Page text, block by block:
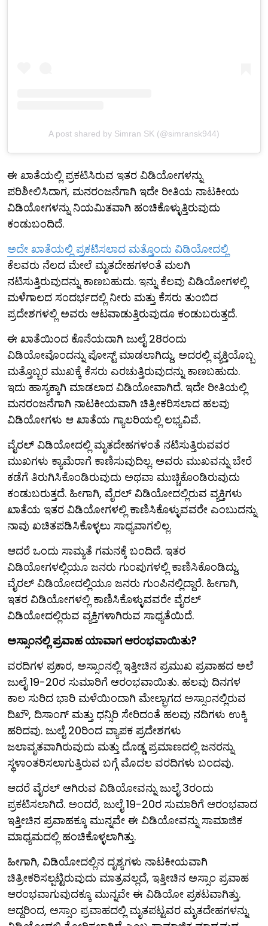
A post shared by Simran SK (@simransk944)
ಈ ಖಾತೆಯಲ್ಲಿ ಪ್ರಕಟಿಸಿರುವ ಇತರ ವಿಡಿಯೋಗಳನ್ನು
ಪರಿಶೀಲಿಸಿದಾಗ, ಮನರಂಜನೆಗಾಗಿ ಇದೇ ರೀತಿಯ ನಾಟಕೀಯ
ವಿಡಿಯೋಗಳನ್ನು ನಿಯಮಿತವಾಗಿ ಹಂಚಿಕೊಳ್ಳುತ್ತಿರುವುದು
ಕಂಡುಬಂದಿದೆ.
ಅದೇ ಖಾತೆಯಲ್ಲಿ ಪ್ರಕಟಿಸಲಾದ ಮತ್ತೊಂದು ವಿಡಿಯೋದಲ್ಲಿ
ಕೆಲವರು ನೆಲದ ಮೇಲೆ ಮೃತದೇಹಗಳಂತೆ ಮಲಗಿ
ನಟಿಸುತ್ತಿರುವುದನ್ನು ಕಾಣಬಹುದು. ಇನ್ನು ಕೆಲವು ವಿಡಿಯೋಗಳಲ್ಲಿ
ಮಳೆಗಾಲದ ಸಂದರ್ಭದಲ್ಲಿ ನೀರು ಮತ್ತು ಕೆಸರು ತುಂಬಿದ
ಪ್ರದೇಶಗಳಲ್ಲಿ ಅವರು ಆಟವಾಡುತ್ತಿರುವುದೂ ಕಂಡುಬರುತ್ತದೆ.
ಈ ಖಾತೆಯಿಂದ ಕೊನೆಯದಾಗಿ ಜುಲೈ 28ರಂದು
ವಿಡಿಯೋವೊಂದನ್ನು ಪೋಸ್ಟ್ ಮಾಡಲಾಗಿದ್ದು, ಅದರಲ್ಲಿ ವ್ಯಕ್ತಿಯೊಬ್ಬ
ಮತ್ತೊಬ್ಬರ ಮುಖಕ್ಕೆ ಕೆಸರು ಎರಚುತ್ತಿರುವುದನ್ನು ಕಾಣಬಹುದು.
ಇದು ಹಾಸ್ಯಕ್ಕಾಗಿ ಮಾಡಲಾದ ವಿಡಿಯೋವಾಗಿದೆ. ಇದೇ ರೀತಿಯಲ್ಲಿ
ಮನರಂಜನೆಗಾಗಿ ನಾಟಕೀಯವಾಗಿ ಚಿತ್ರೀಕರಿಸಲಾದ ಹಲವು
ವಿಡಿಯೋಗಳು ಆ ಖಾತೆಯ ಗ್ಯಾಲರಿಯಲ್ಲಿ ಲಭ್ಯವಿವೆ.
ವೈರಲ್ ವಿಡಿಯೋದಲ್ಲಿ ಮೃತದೇಹಗಳಂತೆ ನಟಿಸುತ್ತಿರುವವರ
ಮುಖಗಳು ಕ್ಯಾಮೆರಾಗೆ ಕಾಣಿಸುವುದಿಲ್ಲ. ಅವರು ಮುಖವನ್ನು ಬೇರೆ
ಕಡೆಗೆ ತಿರುಗಿಸಿಕೊಂಡಿರುವುದು ಅಥವಾ ಮುಚ್ಚಿಕೊಂಡಿರುವುದು
ಕಂಡುಬರುತ್ತದೆ. ಹೀಗಾಗಿ, ವೈರಲ್ ವಿಡಿಯೋದಲ್ಲಿರುವ ವ್ಯಕ್ತಿಗಳು
ಖಾತೆಯ ಇತರ ವಿಡಿಯೋಗಳಲ್ಲಿ ಕಾಣಿಸಿಕೊಳ್ಳುವವರೇ ಎಂಬುದನ್ನು
ನಾವು ಖಚಿತಪಡಿಸಿಕೊಳ್ಳಲು ಸಾಧ್ಯವಾಗಲಿಲ್ಲ.
ಆದರೆ ಒಂದು ಸಾಮ್ಯತೆ ಗಮನಕ್ಕೆ ಬಂದಿದೆ. ಇತರ
ವಿಡಿಯೋಗಳಲ್ಲಿಯೂ ಜನರು ಗುಂಪುಗಳಲ್ಲಿ ಕಾಣಿಸಿಕೊಂಡಿದ್ದು,
ವೈರಲ್ ವಿಡಿಯೋದಲ್ಲಿಯೂ ಜನರು ಗುಂಪಿನಲ್ಲಿದ್ದಾರೆ. ಹೀಗಾಗಿ,
ಇತರ ವಿಡಿಯೋಗಳಲ್ಲಿ ಕಾಣಿಸಿಕೊಳ್ಳುವವರೇ ವೈರಲ್
ವಿಡಿಯೋದಲ್ಲಿರುವ ವ್ಯಕ್ತಿಗಳಾಗಿರುವ ಸಾಧ್ಯತೆಯಿದೆ.
ಅಸ್ಸಾಂನಲ್ಲಿ ಪ್ರವಾಹ ಯಾವಾಗ ಆರಂಭವಾಯಿತು?
ವರದಿಗಳ ಪ್ರಕಾರ, ಅಸ್ಸಾಂನಲ್ಲಿ ಇತ್ತೀಚಿನ ಪ್ರಮುಖ ಪ್ರವಾಹದ ಅಲೆ
ಜುಲೈ 19-20ರ ಸುಮಾರಿಗೆ ಆರಂಭವಾಯಿತು. ಹಲವು ದಿನಗಳ
ಕಾಲ ಸುರಿದ ಭಾರಿ ಮಳೆಯಿಂದಾಗಿ ಮೇಲ್ಭಾಗದ ಅಸ್ಸಾಂನಲ್ಲಿರುವ
ದಿಖೌ, ದಿಸಾಂಗ್ ಮತ್ತು ಧನ್ಸಿರಿ ಸೇರಿದಂತೆ ಹಲವು ನದಿಗಳು ಉಕ್ಕಿ
ಹರಿದವು. ಜುಲೈ 20ರಿಂದ ವ್ಯಾಪಕ ಪ್ರದೇಶಗಳು
ಜಲಾವೃತವಾಗಿರುವುದು ಮತ್ತು ದೊಡ್ಡ ಪ್ರಮಾಣದಲ್ಲಿ ಜನರನ್ನು
ಸ್ಥಳಾಂತರಿಸಲಾಗುತ್ತಿರುವ ಬಗ್ಗೆ ಮೊದಲ ವರದಿಗಳು ಬಂದವು.
ಆದರೆ ವೈರಲ್ ಆಗಿರುವ ವಿಡಿಯೋವನ್ನು ಜುಲೈ 3ರಂದು
ಪ್ರಕಟಿಸಲಾಗಿದೆ. ಅಂದರೆ, ಜುಲೈ 19-20ರ ಸುಮಾರಿಗೆ ಆರಂಭವಾದ
ಇತ್ತೀಚಿನ ಪ್ರವಾಹಕ್ಕೂ ಮುನ್ನವೇ ಈ ವಿಡಿಯೋವನ್ನು ಸಾಮಾಜಿಕ
ಮಾಧ್ಯಮದಲ್ಲಿ ಹಂಚಿಕೊಳ್ಳಲಾಗಿತ್ತು.
ಹೀಗಾಗಿ, ವಿಡಿಯೋದಲ್ಲಿನ ದೃಶ್ಯಗಳು ನಾಟಕೀಯವಾಗಿ
ಚಿತ್ರೀಕರಿಸಲ್ಪಟ್ಟಿರುವುದು ಮಾತ್ರವಲ್ಲದೆ, ಇತ್ತೀಚಿನ ಅಸ್ಸಾಂ ಪ್ರವಾಹ
ಆರಂಭವಾಗುವುದಕ್ಕೂ ಮುನ್ನವೇ ಈ ವಿಡಿಯೋ ಪ್ರಕಟವಾಗಿತ್ತು.
ಆದ್ದರಿಂದ, ಅಸ್ಸಾಂ ಪ್ರವಾಹದಲ್ಲಿ ಮೃತಪಟ್ಟವರ ಮೃತದೇಹಗಳನ್ನು